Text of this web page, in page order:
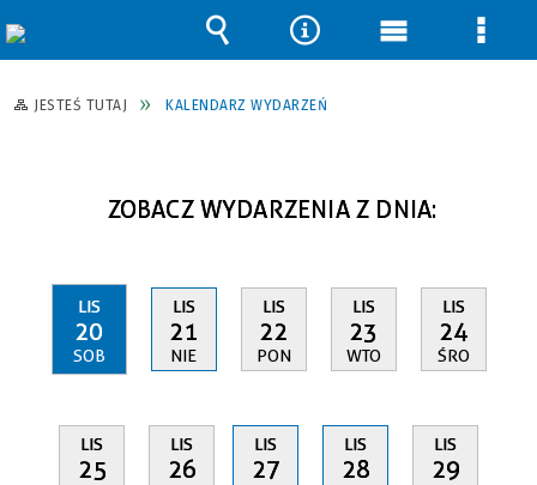
JESTEŚ TUTAJ KALENDARZ WYDARZEŃ
ZOBACZ WYDARZENIA Z DNIA:
LIS
20
SOB
LIS
21
NIE
LIS
22
PON
LIS
23
WTO
LIS
24
ŚRO
LIS
25
LIS
26
LIS
27
LIS
28
LIS
29
Wyszukiwarka
Narzędzia
Menu Menu